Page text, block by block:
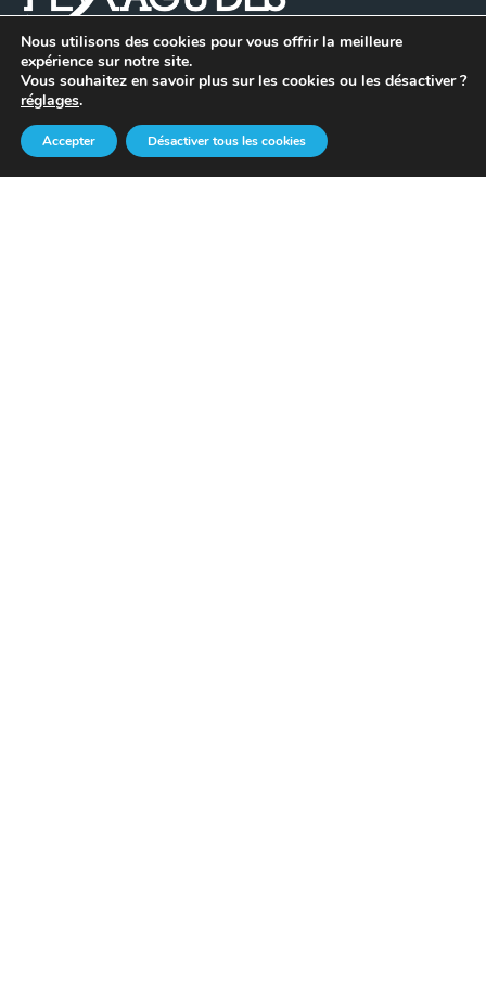
Coordonnées
Contact@skiclubpeyragudes.com
+33 6 84 19 22 64
Nous utilisons des cookies pour vous offrir la meilleure
expérience sur notre site.
Vous souhaitez en savoir plus sur les cookies ou les désactiver ?
réglages.
Accepter Désactiver tous les cookies